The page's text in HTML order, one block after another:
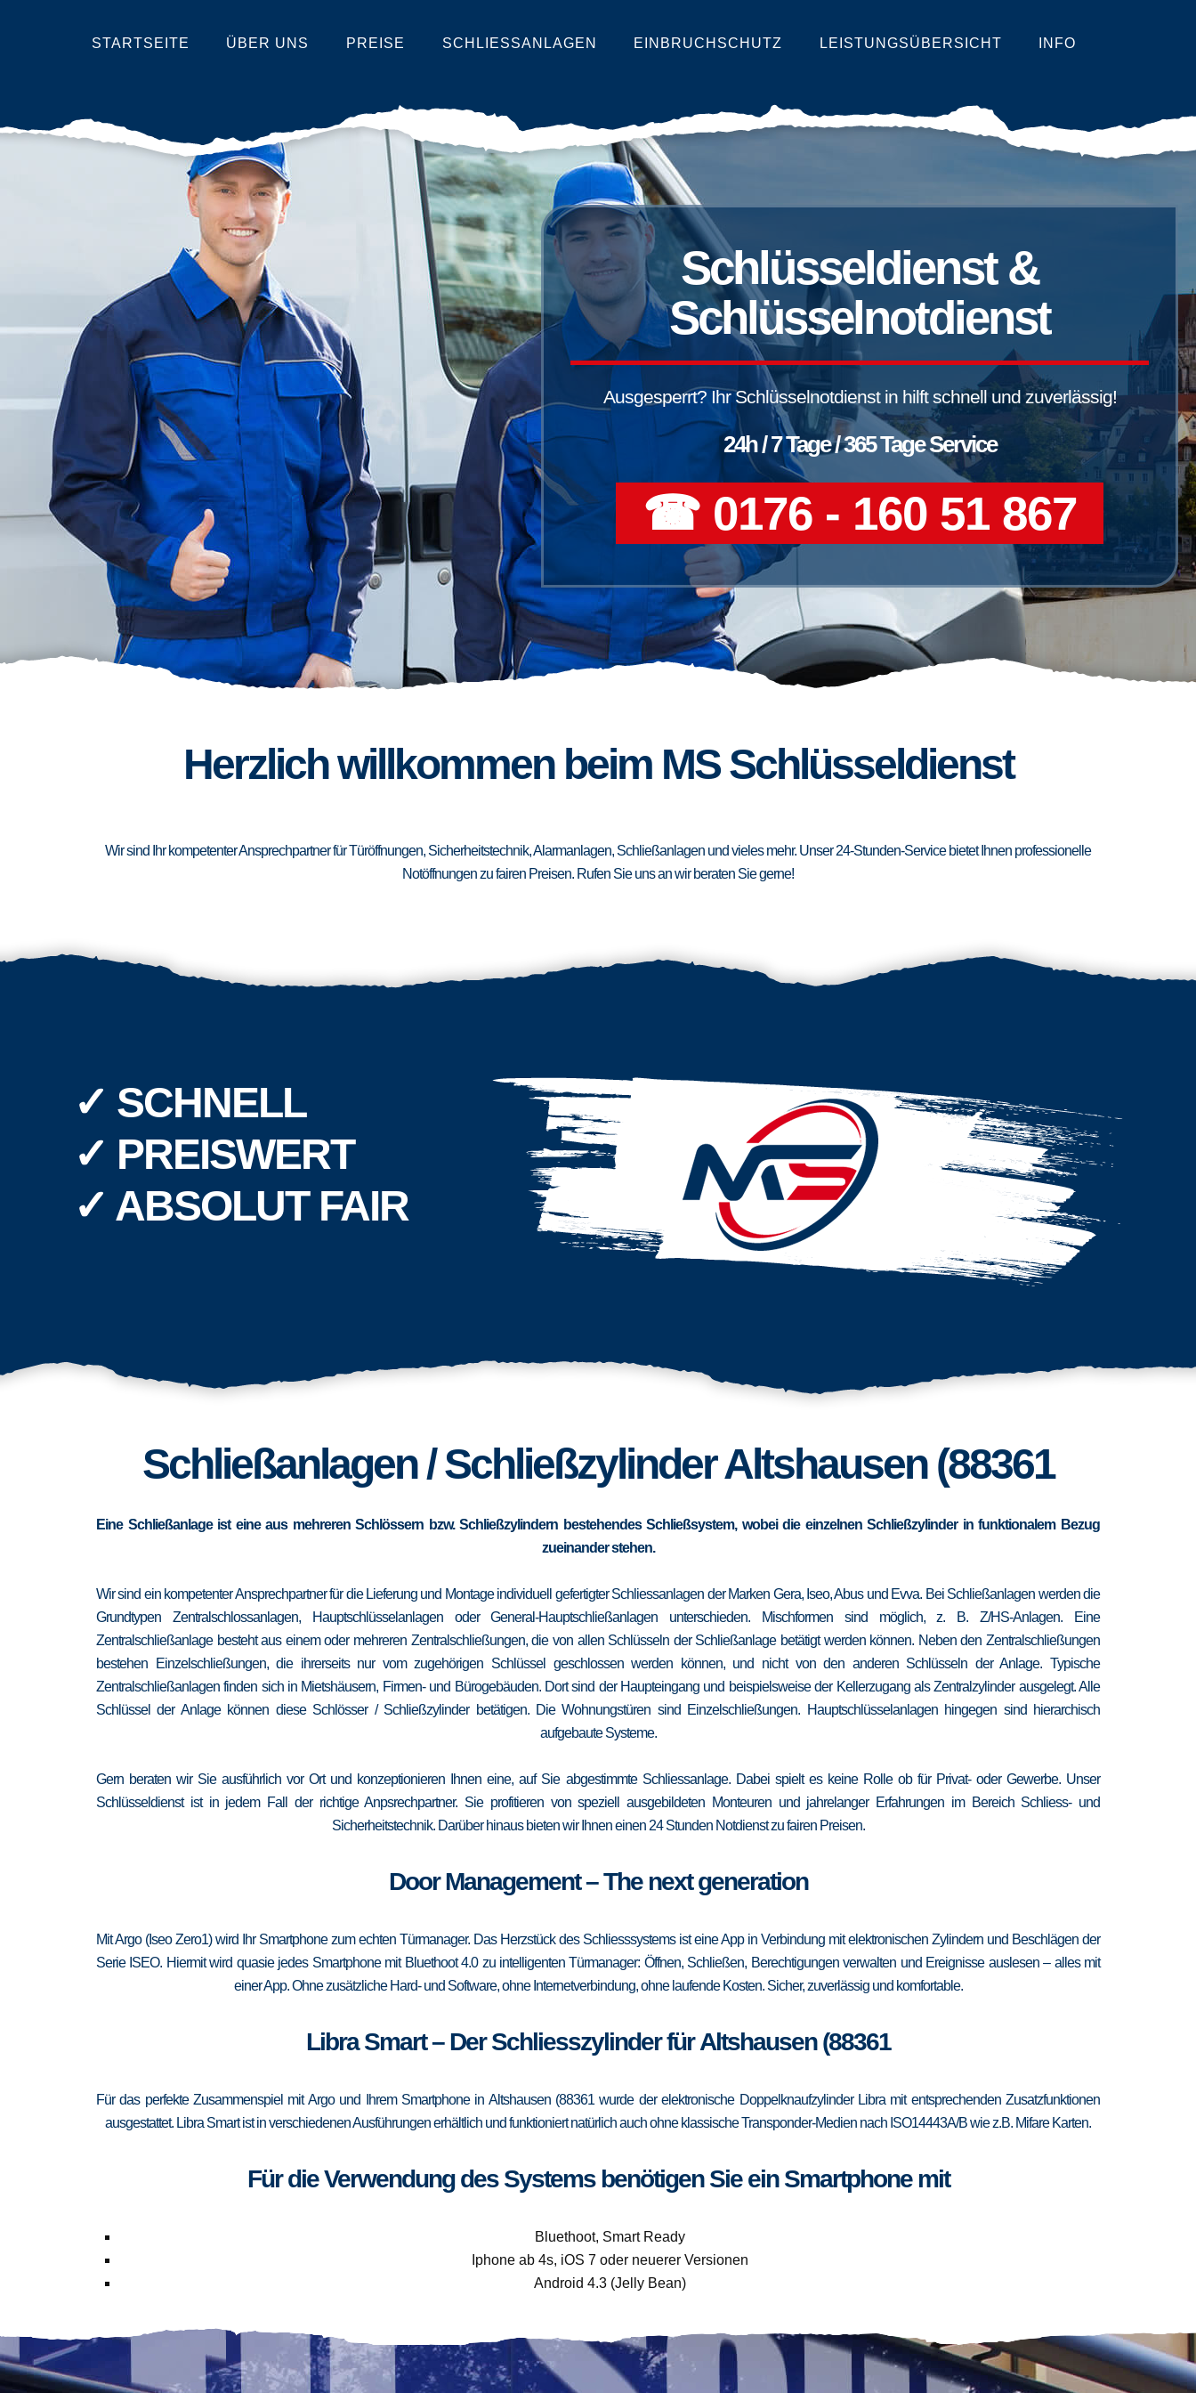
STARTSEITE ÜBER UNS PREISE SCHLIESSANLAGEN EINBRUCHSCHUTZ LEISTUNGSÜBERSICHT INFO
Schlüsseldienst &
Schlüsselnotdienst
Ausgesperrt? Ihr Schlüsselnotdienst in hilft schnell und zuverlässig!
24h / 7 Tage / 365 Tage Service
☎ 0176 - 160 51 867
Herzlich willkommen beim MS Schlüsseldienst
Wir sind Ihr kompetenter Ansprechpartner für Türöffnungen, Sicherheitstechnik, Alarmanlagen, Schließanlagen und vieles mehr. Unser 24-Stunden-Service bietet Ihnen professionelle
Notöffnungen zu fairen Preisen. Rufen Sie uns an wir beraten Sie gerne!
✓ SCHNELL
✓ PREISWERT
✓ ABSOLUT FAIR
Schließanlagen / Schließzylinder Altshausen (88361
Eine Schließanlage ist eine aus mehreren Schlössern bzw. Schließzylindern bestehendes Schließsystem, wobei die einzelnen Schließzylinder in funktionalem Bezug
zueinander stehen.
Wir sind ein kompetenter Ansprechpartner für die Lieferung und Montage individuell gefertigter Schliessanlagen der Marken Gera, Iseo, Abus und Evva. Bei Schließanlagen werden die
Grundtypen Zentralschlossanlagen, Hauptschlüsselanlagen oder General-Hauptschließanlagen unterschieden. Mischformen sind möglich, z. B. Z/HS-Anlagen. Eine
Zentralschließanlage besteht aus einem oder mehreren Zentralschließungen, die von allen Schlüsseln der Schließanlage betätigt werden können. Neben den Zentralschließungen
bestehen Einzelschließungen, die ihrerseits nur vom zugehörigen Schlüssel geschlossen werden können, und nicht von den anderen Schlüsseln der Anlage. Typische
Zentralschließanlagen finden sich in Mietshäusern, Firmen- und Bürogebäuden. Dort sind der Haupteingang und beispielsweise der Kellerzugang als Zentralzylinder ausgelegt. Alle
Schlüssel der Anlage können diese Schlösser / Schließzylinder betätigen. Die Wohnungstüren sind Einzelschließungen. Hauptschlüsselanlagen hingegen sind hierarchisch
aufgebaute Systeme.
Gern beraten wir Sie ausführlich vor Ort und konzeptionieren Ihnen eine, auf Sie abgestimmte Schliessanlage. Dabei spielt es keine Rolle ob für Privat- oder Gewerbe. Unser
Schlüsseldienst ist in jedem Fall der richtige Anpsrechpartner. Sie profitieren von speziell ausgebildeten Monteuren und jahrelanger Erfahrungen im Bereich Schliess- und
Sicherheitstechnik. Darüber hinaus bieten wir Ihnen einen 24 Stunden Notdienst zu fairen Preisen.
Door Management – The next generation
Mit Argo (Iseo Zero1) wird Ihr Smartphone zum echten Türmanager. Das Herzstück des Schliesssystems ist eine App in Verbindung mit elektronischen Zylindern und Beschlägen der
Serie ISEO. Hiermit wird quasie jedes Smartphone mit Bluethoot 4.0 zu intelligenten Türmanager: Öffnen, Schließen, Berechtigungen verwalten und Ereignisse auslesen – alles mit
einer App. Ohne zusätzliche Hard- und Software, ohne Internetverbindung, ohne laufende Kosten. Sicher, zuverlässig und komfortable.
Libra Smart – Der Schliesszylinder für Altshausen (88361
Für das perfekte Zusammenspiel mit Argo und Ihrem Smartphone in Altshausen (88361 wurde der elektronische Doppelknaufzylinder Libra mit entsprechenden Zusatzfunktionen
ausgestattet. Libra Smart ist in verschiedenen Ausführungen erhältlich und funktioniert natürlich auch ohne klassische Transponder-Medien nach ISO14443A/B wie z.B. Mifare Karten.
Für die Verwendung des Systems benötigen Sie ein Smartphone mit
Bluethoot, Smart Ready
Iphone ab 4s, iOS 7 oder neuerer Versionen
Android 4.3 (Jelly Bean)